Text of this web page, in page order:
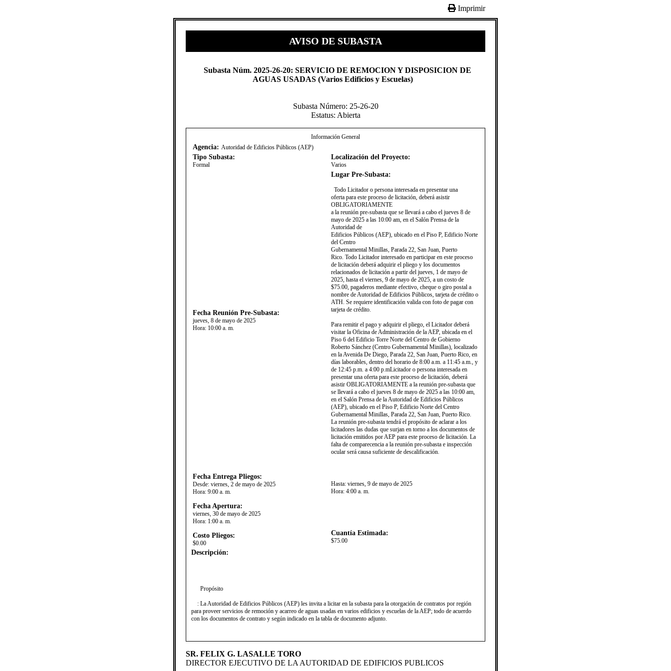
Imprimir
AVISO DE SUBASTA
​​​Subasta Núm. 2025-26-20: SERVICIO DE REMOCION Y DISPOSICION DE
AGUAS USADAS (Varios Edificios y Escuelas) ​
Subasta Número: 25-26-20
Estatus: Abierta
Información General
Agencia: Autoridad de Edificios Públicos (AEP)
Tipo Subasta:
Formal
Localización del Proyecto:
Varios
Fecha Reunión Pre-Subasta:
jueves, 8 de mayo de 2025
Hora: 10:00 a. m.
Lugar Pre-Subasta:
​Todo Licitador o persona interesada en presentar una
oferta para este proceso de licitación, deberá asistir
OBLIGATORIAMENTE
a​ la reunión pre-subasta que se llevará a cabo el jueves 8 de
mayo de 2025 a las 10:00 am, en el Salón Prensa de la
Autoridad de
Edificios Públicos (AEP), ubicado en el Piso P, Edificio Norte
del Centro
Gubernamental Minillas, Parada 22, San Juan, Puerto
Rico. Todo Licitador interesado en participar en este proceso
de licitación deberá adquirir el pliego y los documentos
relacionados de licitación a partir del jueves, 1 de mayo de
2025, hasta el viernes, 9 de mayo de 2025, a un costo de
$75.00, pagaderos mediante efectivo, cheque o giro postal a
nombre de Autoridad de Edificios Públicos, tarjeta de crédito o
ATH. Se requiere identificación valida con foto de pagar con
tarjeta de crédito.
Para remitir el pago y adquirir el pliego, el Licitador deberá
visitar la Oficina de Administración de la AEP, ubicada en el
Piso 6 del Edificio Torre Norte del Centro de Gobierno
Roberto Sánchez (Centro Gubernamental Minillas), localizado
en la Avenida De Diego, Parada 22, San Juan, Puerto Rico, en
días laborables, dentro del horario de 8:00 a.m. a 11:45 a.m., y
de 12:45 p.m. a 4:00 p.mLicitador o persona interesada en
presentar una oferta para este proceso de licitación, deberá
asistir OBLIGATORIAMENTE a la reunión pre-subasta que
se llevará a cabo el jueves 8 de mayo de 2025 a las 10:00 am,
en el Salón Prensa de la Autoridad de Edificios Públicos
(AEP), ubicado en el Piso P, Edificio Norte del Centro
Gubernamental Minillas, Parada 22, San Juan, Puerto Rico.
La reunión pre-subasta tendrá el propósito de aclarar a los
licitadores las dudas que surjan en torno a los documentos de
licitación emitidos por AEP para este proceso de licitación. La
falta de comparecencia a la reunión pre-subasta e inspección
ocular será causa suficiente de descalificación. ​
Fecha Entrega Pliegos:
Desde: viernes, 2 de mayo de 2025
Hora: 9:00 a. m.
Hasta: viernes, 9 de mayo de 2025
Hora: 4:00 a. m.
Fecha Apertura:
viernes, 30 de mayo de 2025
Hora: 1:00 a. m.
Costo Pliegos:
$0.00
Cuantía Estimada:
$75.00
Descripción:
Propósito
: La Autoridad de Edificios Públicos (AEP) les invita a licitar en la subasta para la otorgación de contratos por región
para proveer servicios de remoción y acarreo de aguas usadas en varios edificios y escuelas de la AEP; todo de acuerdo
con los documentos de contrato y según indicado en la tabla de documento adjunto.
SR. FELIX G. LASALLE TORO
DIRECTOR EJECUTIVO DE LA AUTORIDAD DE EDIFICIOS PUBLICOS